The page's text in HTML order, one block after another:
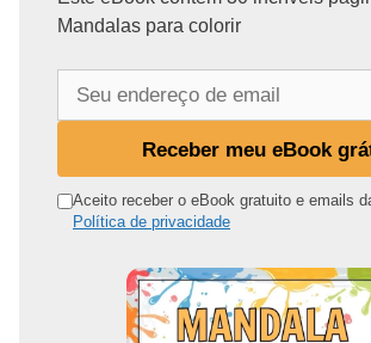
Mandalas para colorir
n
Receber meu eBook
Aceito receber o eBook gratuito e emails
Política de privacidade